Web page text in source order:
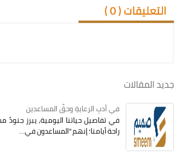
التعليقات (0
)
جديد المقالات
في أدبِ الرعايةِ وحقِّ المساعدين
في تفاصيل حياتنا اليومية، يبرز
راحة أيامنا؛ إنهم "المساعدون في...